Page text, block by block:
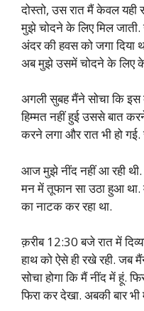
दोस्तो, उस रात मैं केवल यही
मुझे चोदने के लिए मिल
अंदर की हवस को जगा दिया
अब मुझे उसमें चोदने के लिए
अगली सुबह मैंने सोचा कि इस
हिम्मत नहीं हुई उससे बात
करने लगा और रात भी हो गई.
आज मुझे नींद नहीं आ रही
मन में तूफान सा उठा हुआ
का नाटक कर रहा था.
क़रीब 12:30 बजे रात में
हाथ को ऐसे ही रखे रही. जब
सोचा होगा कि मैं नींद में हूं.
फिरा कर देखा. अबकी बार